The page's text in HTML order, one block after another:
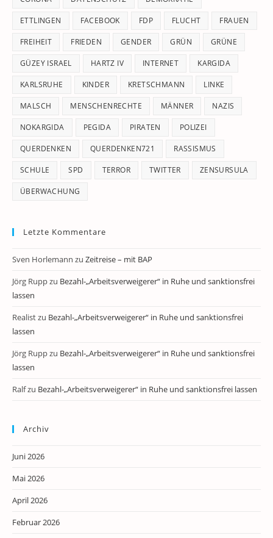
ETTLINGEN FACEBOOK FDP FLUCHT FRAUEN
FREIHEIT FRIEDEN GENDER GRÜN GRÜNE
GÜZEY ISRAEL HARTZ IV INTERNET KARGIDA
KARLSRUHE KINDER KRETSCHMANN LINKE
MALSCH MENSCHENRECHTE MÄNNER NAZIS
NOKARGIDA PEGIDA PIRATEN POLIZEI
QUERDENKEN QUERDENKEN721 RASSISMUS
SCHULE SPD TERROR TWITTER ZENSURSULA
ÜBERWACHUNG
Letzte Kommentare
Sven Horlemann zu Zeitreise – mit BAP
Jörg Ruppzu Bezahl-„Arbeitsverweigerer“ in Ruhe und sanktionsfrei
lassen
Realistzu Bezahl-„Arbeitsverweigerer“ in Ruhe und sanktionsfrei
lassen
Jörg Ruppzu Bezahl-„Arbeitsverweigerer“ in Ruhe und sanktionsfrei
lassen
Ralfzu Bezahl-„Arbeitsverweigerer“ in Ruhe und sanktionsfrei lassen
Archiv
Juni 2026
Mai 2026
April 2026
Februar 2026